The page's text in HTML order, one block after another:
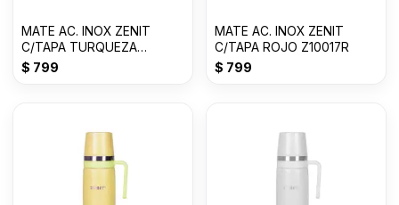
MATE AC. INOX ZENIT
C/TAPA TURQUEZA
Z10017A
$ 799
MATE AC. INOX ZENIT
C/TAPA ROJO Z10017R
$ 799